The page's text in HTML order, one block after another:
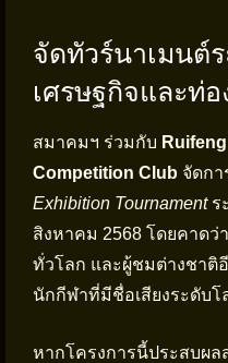
จัดทัวร์นาเมนต์
เศรษฐกิจและท่อ
สมาคมฯ ร่วมกับ
Competition Club จัดก
Exhibition Tournamentร
สิงหาคม 2568 โดยคาดว่
ทั่วโลก และผู้ชมต่างชาติ
นักกีฬาที่มีชื่อเสียงระดับโ
หากโครงการนี้ประสบผล